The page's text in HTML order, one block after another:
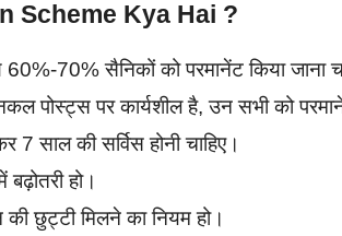
Scheme Kya Hai ?
70% सैनिकों को परमानेंट किया जाना
पोस्ट्स पर कार्यशील है, उन सभी को
7 साल की सर्विस होनी चाहिए।
हो।
छुट्टी मिलने का नियम हो।